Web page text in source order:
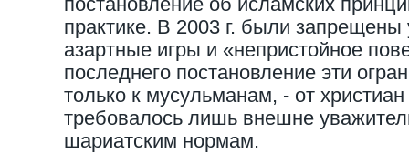
практике. В 2003 г. были запрещены
азартные игры и «непристойное
последнего постановление эти
только к мусульманам, - от
требовалось лишь внешне
шариатским нормам.